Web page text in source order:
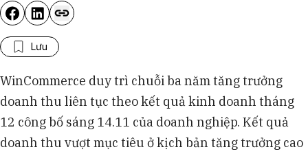
Lưu
WinCommerce duy trì chuỗi ba năm tăng trưởng
doanh thu liên tục theo kết quả kinh doanh tháng
12 công bố sáng 14.11 của doanh nghiệp. Kết quả
doanh thu vượt mục tiêu ở kịch bản tăng trưởng cao